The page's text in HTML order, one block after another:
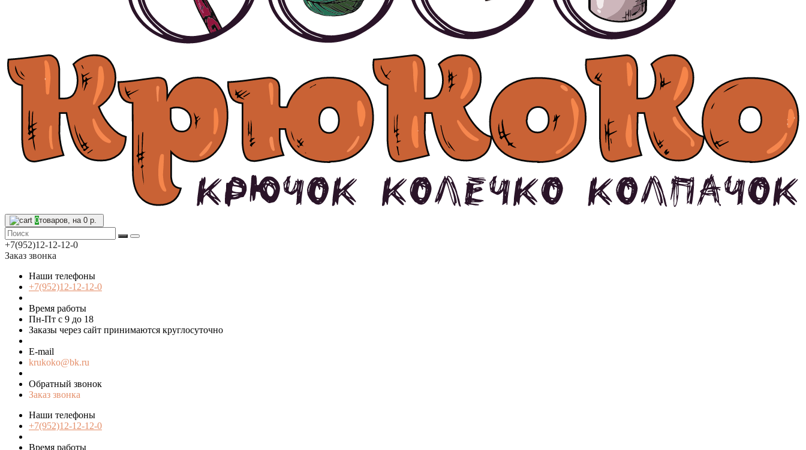
0товаров, на 0 р.
+7(952)12-12-12-0
Заказ звонка
Наши телефоны
+7(952)12-12-12-0
Время работы
Пн-Пт с 9 до 18
Заказы через сайт принимаются круглосуточно
E-mail
krukoko@bk.ru
Обратный звонок
Заказ звонка
Наши телефоны
+7(952)12-12-12-0
Время работы